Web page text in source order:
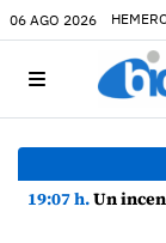
06 AGO 2026
19:07 h.Un incendio